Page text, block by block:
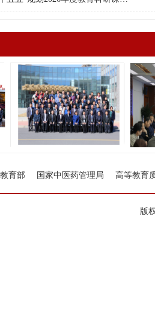
教育部 国家中医药管理局 高等教育
版